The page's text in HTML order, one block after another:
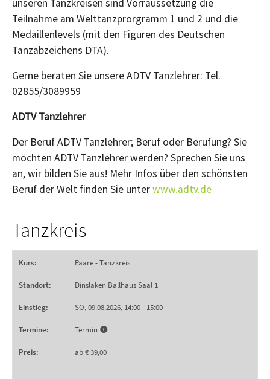
unseren Tanzkreisen sind Vorraussetzung die
Teilnahme am Welttanzprorgramm 1 und 2 und die
Medaillenlevels (mit den Figuren des Deutschen
Tanzabzeichens DTA).
Gerne beraten Sie unsere ADTV Tanzlehrer: Tel.
02855/3089959
ADTV Tanzlehrer
Der Beruf ADTV Tanzlehrer; Beruf oder Berufung? Sie
möchten ADTV Tanzlehrer werden? Sprechen Sie uns
an, wir bilden Sie aus! Mehr Infos über den schönsten
Beruf der Welt finden Sie unterwww.adtv.de